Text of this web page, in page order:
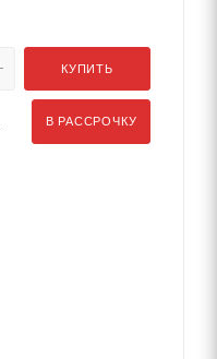
КУПИТЬ
В РАССРОЧКУ